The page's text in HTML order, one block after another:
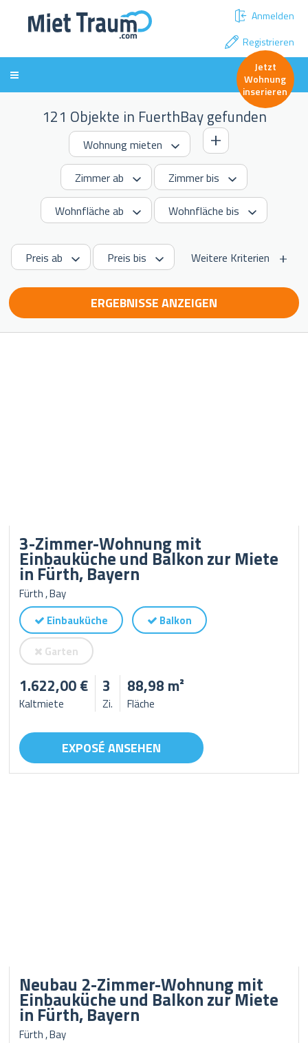
Anmelden
Registrieren
Jetzt
Wohnung
inserieren
121 Objekte in FuerthBay gefunden
Weitere Kriterien
ERGEBNISSE ANZEIGEN
3-Zimmer-Wohnung mit
Einbauküche und Balkon zur Miete
in Fürth, Bayern
Fürth , Bay
Einbauküche
Balkon
Garten
1.622,00 €
Kaltmiete
3
Zi.
88,98 m²
Fläche
EXPOSÉ ANSEHEN
Neubau 2-Zimmer-Wohnung mit
Einbauküche und Balkon zur Miete
in Fürth, Bayern
Fürth , Bay